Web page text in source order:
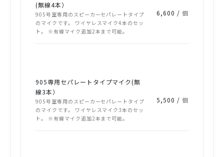
(無線4本）
905号室専用のスピーカーセパレートタイプ
のマイクです。 ワイヤレスマイク4本のセッ
ト。 ※有線マイク追加2本まで可能。
6,600 /個
905専用セパレートタイプマイク(無
線3本）
905号室専用のスピーカーセパレートタイプ
のマイクです。 ワイヤレスマイク3本のセッ
ト。 ※有線マイク追加2本まで可能。
5,500 /個